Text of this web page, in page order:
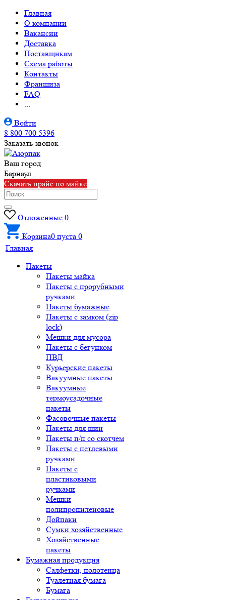
Главная
О компании
Вакансии
Доставка
Поставщикам
Схема работы
Контакты
Франшиза
FAQ
...
Войти
8 800 700 5396
Заказать звонок
Ваш город
Барнаул
Скачать прайс по майке
Отложенные 0
Корзина0 пуста 0
Главная
Пакеты
Пакеты майка
Пакеты с прорубными
ручками
Пакеты бумажные
Пакеты с замком (zip
lock)
Мешки для мусора
Пакеты с бегунком
ПВД
Курьерские пакеты
Вакуумные пакеты
Вакуумные
термоусадочные
пакеты
Фасовочные пакеты
Пакеты для шин
Пакеты п/п со скотчем
Пакеты с петлевыми
ручками
Пакеты с
пластиковыми
ручками
Мешки
полипропиленовые
Дойпаки
Сумки хозяйственные
Хозяйственные
пакеты
Бумажная продукция
Салфетки, полотенца
Туалетная бумага
Бумага